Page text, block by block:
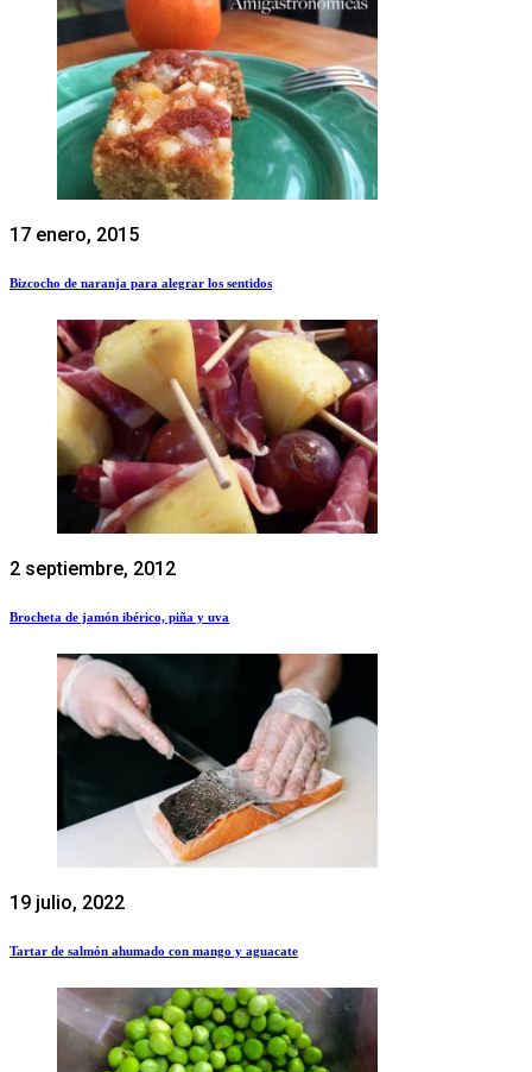
17 enero, 2015
Bizcocho de naranja para alegrar los sentidos
2 septiembre, 2012
Brocheta de jamón ibérico, piña y uva
19 julio, 2022
Tartar de salmón ahumado con mango y aguacate